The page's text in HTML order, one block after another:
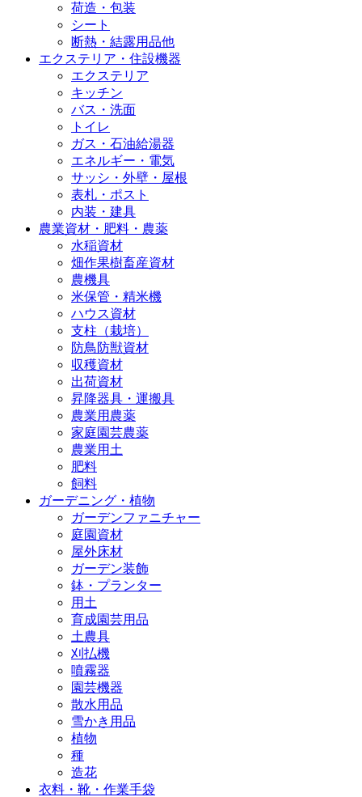
荷造・包装
シート
断熱・結露用品他
エクステリア・住設機器
エクステリア
キッチン
バス・洗面
トイレ
ガス・石油給湯器
エネルギー・電気
サッシ・外壁・屋根
表札・ポスト
内装・建具
農業資材・肥料・農薬
水稲資材
畑作果樹畜産資材
農機具
米保管・精米機
ハウス資材
支柱（栽培）
防鳥防獣資材
収穫資材
出荷資材
昇降器具・運搬具
農業用農薬
家庭園芸農薬
農業用土
肥料
飼料
ガーデニング・植物
ガーデンファニチャー
庭園資材
屋外床材
ガーデン装飾
鉢・プランター
用土
育成園芸用品
土農具
刈払機
噴霧器
園芸機器
散水用品
雪かき用品
植物
種
造花
衣料・靴・作業手袋